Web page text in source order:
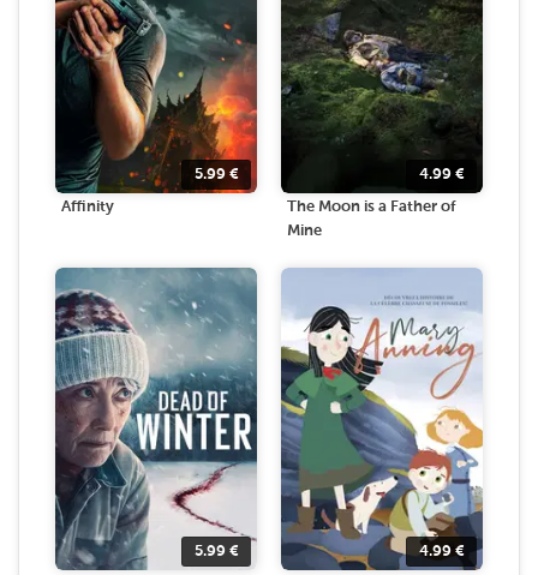
5.99 €
Affinity
4.99 €
The Moon is a Father of
Mine
5.99 € 4.99 €